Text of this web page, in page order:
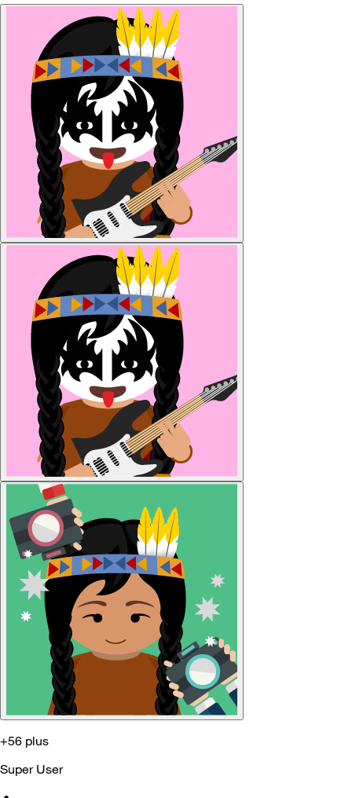
+56 plus
Super User